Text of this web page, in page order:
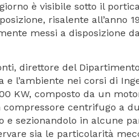
è visibile sotto il
risalente all’anno
messi a disposizione
direttore del
e l’ambiente nei corsi di
KW, composto da un
centrifugo a
sezionandolo in alcune
sia le particolarità